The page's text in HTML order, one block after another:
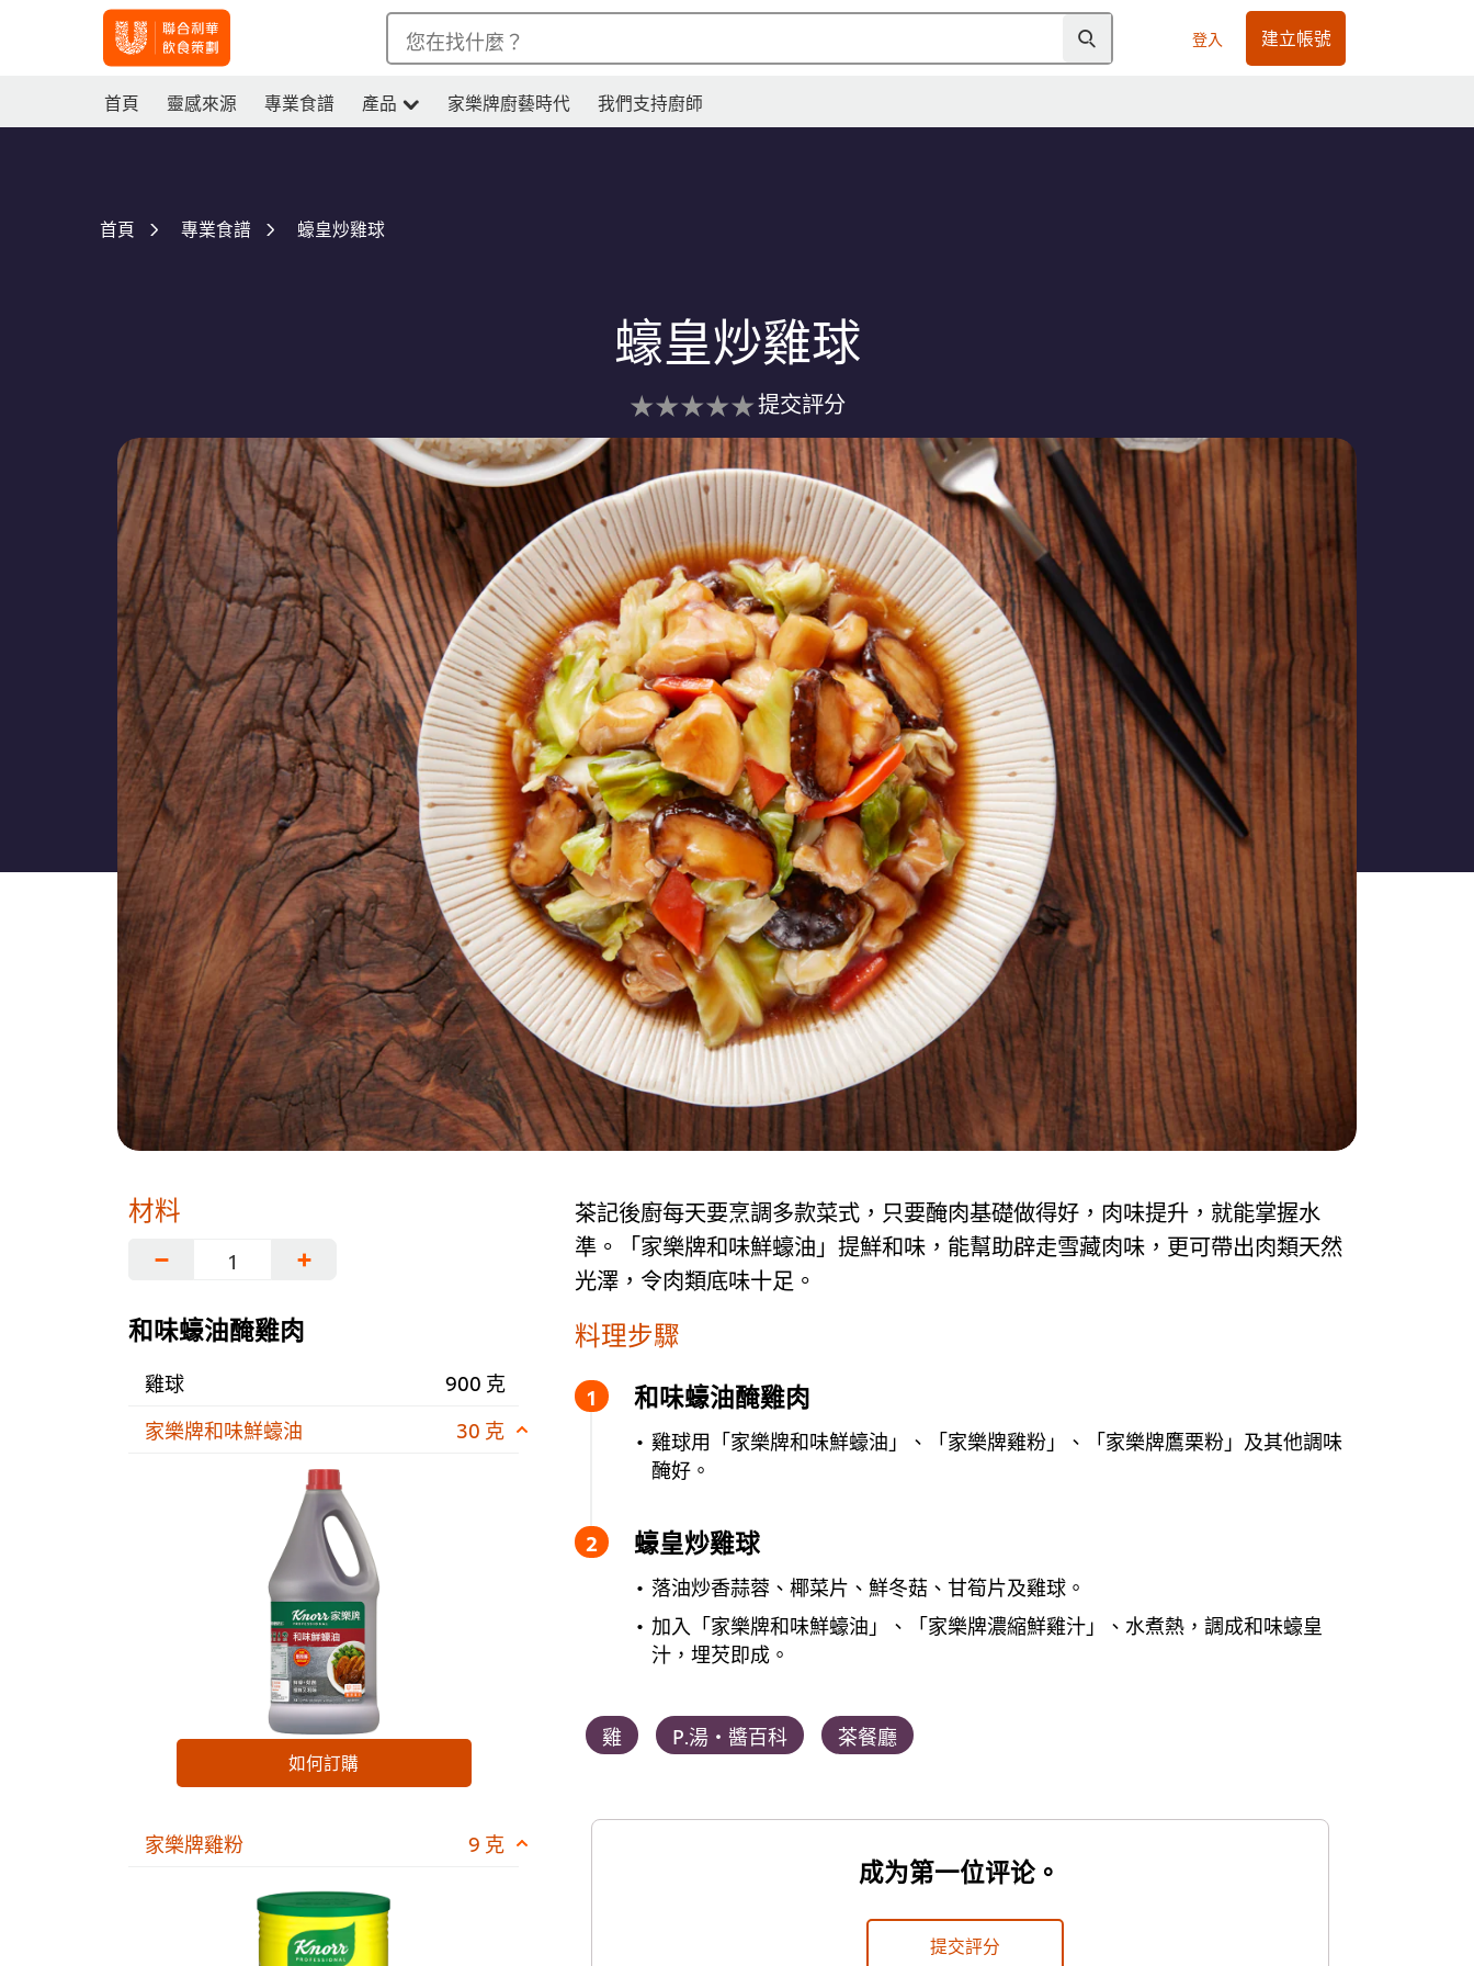
您在找什麼？ 登入 建立帳號
首頁 靈感來源 專業食譜 產品 家樂牌廚藝時代 我們支持廚師
首頁 專業食譜 蠔皇炒雞球
蠔皇炒雞球
没
有
为
这
个
recipe
提
交
评
级
提交評分
材料
−
+
和味蠔油醃雞肉
雞球
900 克
家樂牌和味鮮蠔油
30 克
如何訂購
家樂牌雞粉 9 克
茶記後廚每天要烹調多款菜式，只要醃肉基礎做得好，肉味提升，就能掌握水
準。「家樂牌和味鮮蠔油」提鮮和味，能幫助辟走雪藏肉味，更可帶出肉類天然
光澤，令肉類底味十足。
料理步驟
和味蠔油醃雞肉
雞球用「家樂牌和味鮮蠔油」、「家樂牌雞粉」、「家樂牌鷹栗粉」及其他調味
醃好。
蠔皇炒雞球
落油炒香蒜蓉、椰菜片、鮮冬菇、甘筍片及雞球。
加入「家樂牌和味鮮蠔油」、「家樂牌濃縮鮮雞汁」、水煮熱，調成和味蠔皇
汁，埋芡即成。
雞 P.湯‧醬百科 茶餐廳
成为第一位评论。
提交評分